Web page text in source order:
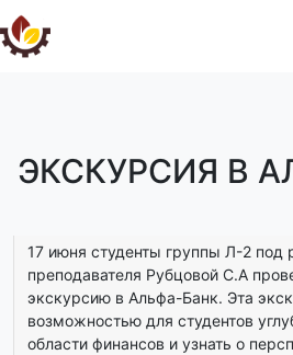
ЭКСКУРСИЯ В
17 июня студенты группы Л-2 под
преподавателя Рубцовой С.А
экскурсию в Альфа-Банк. Эта
возможностью для студентов
области финансов и узнать о